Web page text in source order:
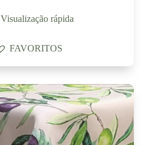
Visualização rápida
FAVORITOS